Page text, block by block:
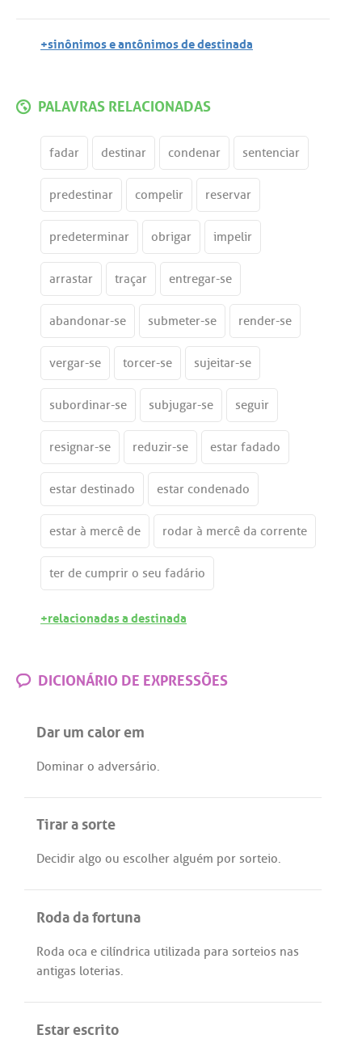
+sinônimos e antônimos de destinada
PALAVRAS RELACIONADAS
fadar destinar condenar sentenciar
predestinar compelir reservar
predeterminar obrigar impelir
arrastar traçar entregar-se
abandonar-se submeter-se render-se
vergar-se torcer-se sujeitar-se
subordinar-se subjugar-se seguir
resignar-se reduzir-se estar fadado
estar destinado estar condenado
estar à mercê de rodar à mercê da corrente
ter de cumprir o seu fadário
+relacionadas a destinada
DICIONÁRIO DE EXPRESSÕES
Dar um calor em
Dominar o adversário.
Tirar a sorte
Decidir algo ou escolher alguém por sorteio.
Roda da fortuna
Roda oca e cilíndrica utilizada para sorteios nas
antigas loterias.
Estar escrito